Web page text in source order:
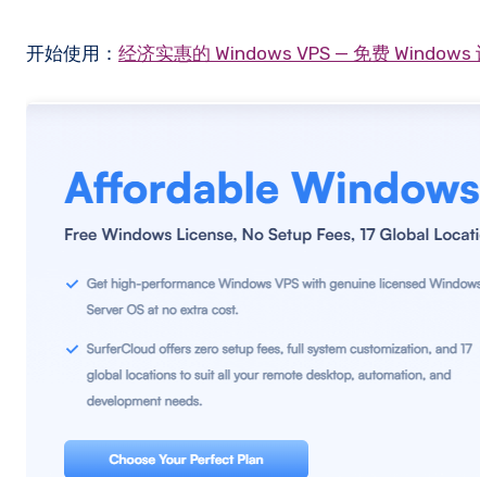
开始使用： 经济实惠的 Windows VPS — 免费